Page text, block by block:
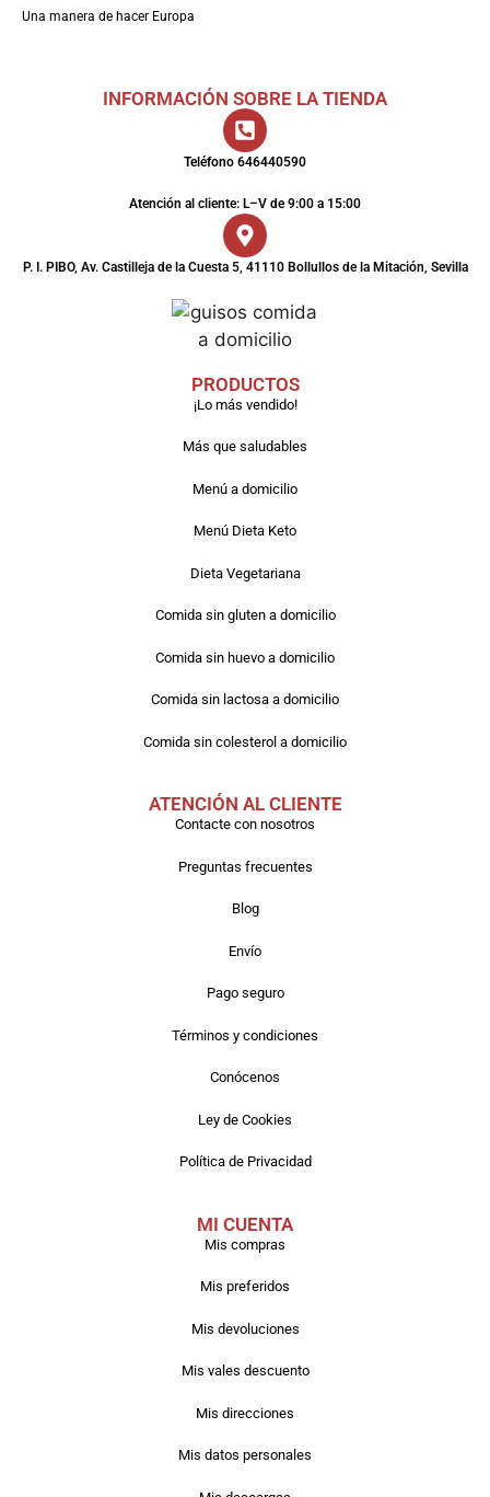
Una manera de hacer Europa
INFORMACIÓN SOBRE LA TIENDA
Teléfono 646440590
Atención al cliente: L–V de 9:00 a 15:00
P. I. PIBO, Av. Castilleja de la Cuesta 5, 41110 Bollullos de la Mitación, Sevilla
PRODUCTOS
¡Lo más vendido!
Más que saludables
Menú a domicilio
Menú Dieta Keto
Dieta Vegetariana
Comida sin gluten a domicilio
Comida sin huevo a domicilio
Comida sin lactosa a domicilio
Comida sin colesterol a domicilio
ATENCIÓN AL CLIENTE
Contacte con nosotros
Preguntas frecuentes
Blog
Envío
Pago seguro
Términos y condiciones
Conócenos
Ley de Cookies
Política de Privacidad
MI CUENTA
Mis compras
Mis preferidos
Mis devoluciones
Mis vales descuento
Mis direcciones
Mis datos personales